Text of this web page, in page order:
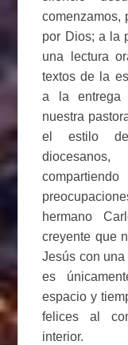
comenzamos,
por Dios; a la
una lectura
textos de la
a la entrega
nuestra
el estilo de
hermano
creyente que
Jesús con
es
espacio y
felices al
interior.